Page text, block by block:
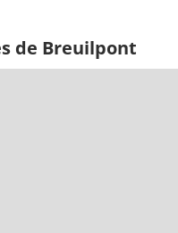
de Breuilpont